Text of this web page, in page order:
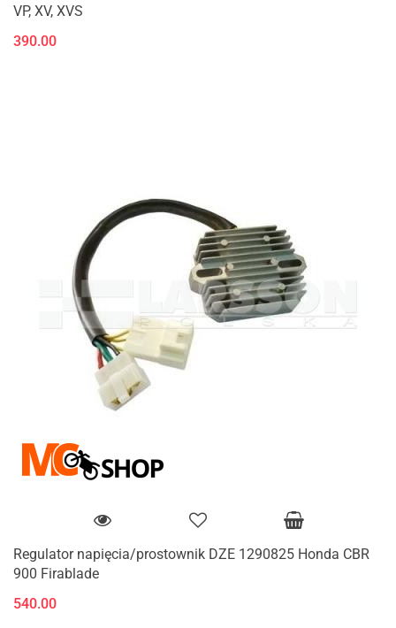
VP, XV, XVS
390.00
Regulator napięcia/prostownik DZE 1290825 Honda CBR
900 Firablade
540.00